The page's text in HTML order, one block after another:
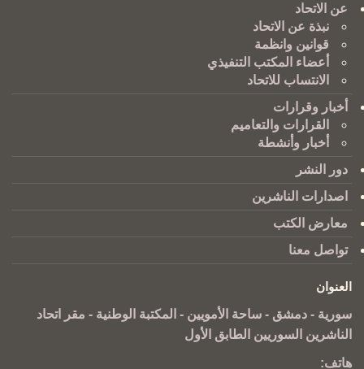
عن الاتحاد
نبذة عن الاتحاد
قوانين وانظمة
أعضاء المكتب التنفيذي
الانتساب للاتحاد
أخبار وقرارات
القرارات والتعاميم
أخبار وأنشطة
دور النشر
اصدارات الناشرين
معارض الكتب
تواصل معنا
العنوان
سورية - دمشق - ساحة الأمويين - المكتبة الوطنية - مقر اتحاد
الناشرين السوريين الطابق الأول
هاتف: